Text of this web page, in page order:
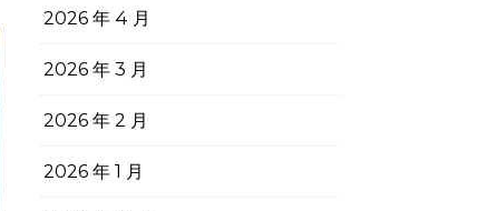
2026 年 4 月
2026 年 3 月
2026 年 2 月
2026 年 1 月